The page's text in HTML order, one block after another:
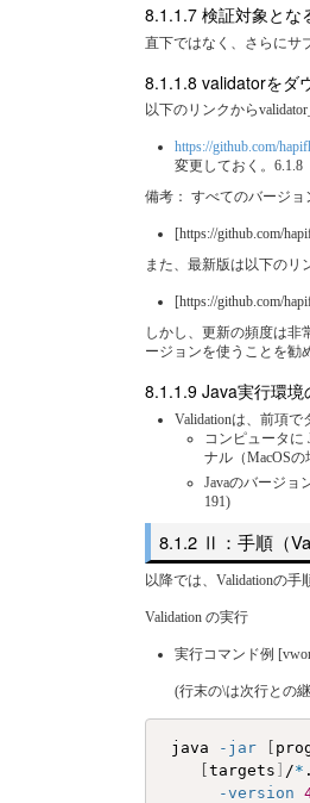
検証対象とな
直下ではなく、さらにサ
validatorをダ
以下のリンクから
https://github.com/
変更しておく。
備考： すべてのバージョ
[https://github.com/
また、最新版は以下のリ
[https://github.com/
しかし、更新の頻度は非
ージョンを使うことを勧
Java実行環境
Validationは、前項
コンピュータに
ナル（MacOS
Javaのバージョ
191)
Ⅱ：手順（
以降では、Validationの手
Validation の実行
実行コマンド例
(行末の\は次行との
java -jar [
[targets ] /*
-version